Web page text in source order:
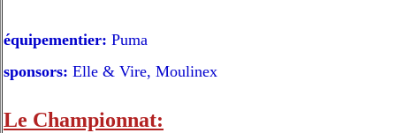
équipementier: Puma
sponsors: Elle & Vire, Moulinex
Le Championnat: